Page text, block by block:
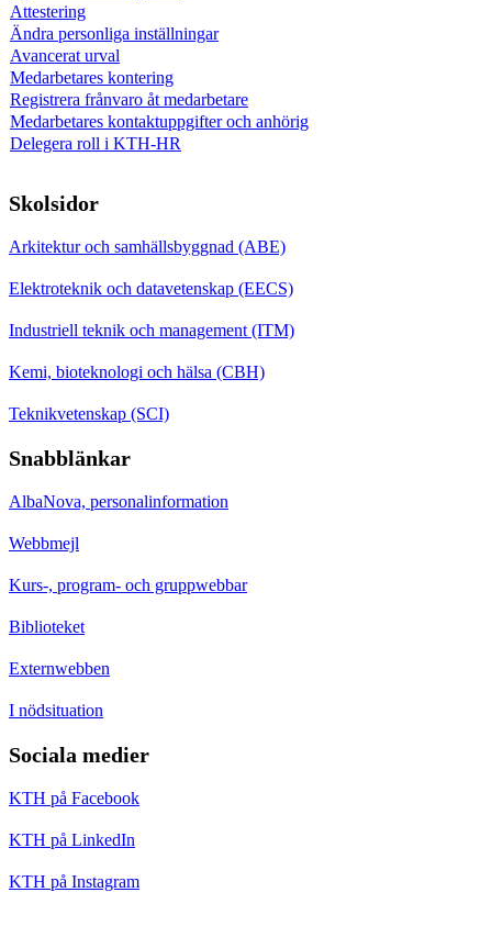
Attestering
Ändra personliga inställningar
Avancerat urval
Medarbetares kontering
Registrera frånvaro åt medarbetare
Medarbetares kontaktuppgifter och anhörig
Delegera roll i KTH-HR
Skolsidor
Arkitektur och samhällsbyggnad (ABE)
Elektroteknik och datavetenskap (EECS)
Industriell teknik och management (ITM)
Kemi, bioteknologi och hälsa (CBH)
Teknikvetenskap (SCI)
Snabblänkar
AlbaNova, personalinformation
Webbmejl
Kurs-, program- och gruppwebbar
Biblioteket
Externwebben
I nödsituation
Sociala medier
KTH på Facebook
KTH på LinkedIn
KTH på Instagram